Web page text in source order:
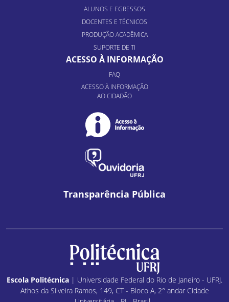
ALUNOS E EGRESSOS
DOCENTES E TÉCNICOS
PRODUÇÃO ACADÊMICA
SUPORTE DE TI
ACESSO À INFORMAÇÃO
FAQ
ACESSO À INFORMAÇÃO
AO CIDADÃO
Transparência Pública
Escola Politécnica | Universidade Federal do Rio de Janeiro - UFRJ.
Athos da Silveira Ramos, 149, CT - Bloco A, 2° andar Cidade